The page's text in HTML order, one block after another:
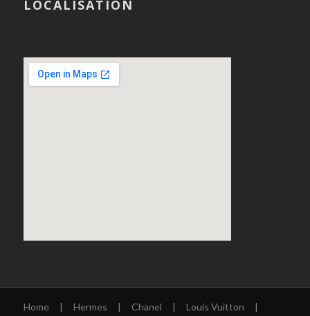
LOCALISATION
Home | Hermes | Chanel | Louis Vuitton |